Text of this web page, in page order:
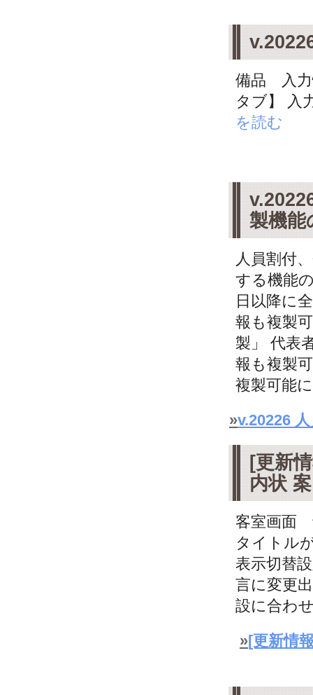
備品 入力
タブ】 入
を読む
製機能
人員割付
する機能
日以降に
報も複製
製」 代表
報も複製
複製可能
»v.20226
[更新
内状
客室画面
タイトル
表示切替
言に変更
設に合わ
»[更新情